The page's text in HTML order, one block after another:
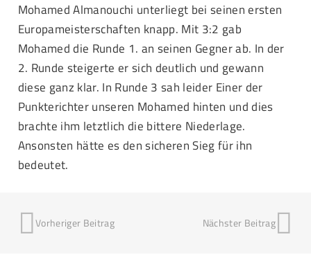
Mohamed Almanouchi unterliegt bei seinen ersten
Europameisterschaften knapp. Mit 3:2 gab
Mohamed die Runde 1. an seinen Gegner ab. In der
2. Runde steigerte er sich deutlich und gewann
diese ganz klar. In Runde 3 sah leider Einer der
Punkterichter unseren Mohamed hinten und dies
brachte ihm letztlich die bittere Niederlage.
Ansonsten hätte es den sicheren Sieg für ihn
bedeutet.
Vorheriger Beitrag Nächster Beitrag